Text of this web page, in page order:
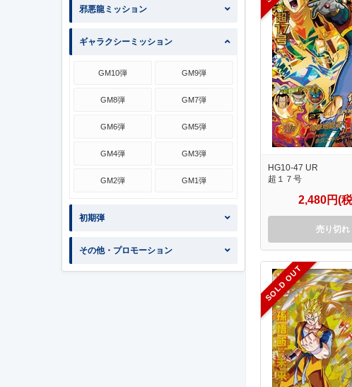
邪悪龍ミッション
ギャラクシーミッション
GM10弾 GM9弾
GM8弾 GM7弾
GM6弾 GM5弾
GM4弾 GM3弾
GM2弾 GM1弾
初期弾
その他・プロモーション
HG10-47 UR
超１７号
2,480円(
売り切れ
SOLD OUT